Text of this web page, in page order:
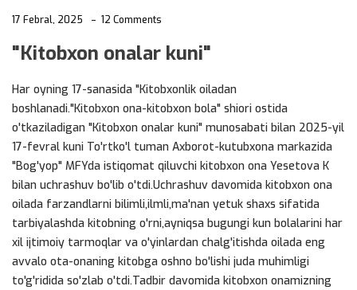
17 Febral, 2025 12 Comments
"Kitobxon onalar kuni"
Har oyning 17-sanasida "Kitobxonlik oiladan
boshlanadi."Kitobxon ona-kitobxon bola" shiori ostida
o'tkaziladigan "Kitobxon onalar kuni" munosabati bilan 2025-yil
17-fevral kuni To'rtko'l tuman Axborot-kutubxona markazida
"Bog'yop" MFYda istiqomat qiluvchi kitobxon ona Yesetova K
bilan uchrashuv bo'lib o'tdi.Uchrashuv davomida kitobxon ona
oilada farzandlarni bilimli,ilmli,ma'nan yetuk shaxs sifatida
tarbiyalashda kitobning o'rni,ayniqsa bugungi kun bolalarini har
xil ijtimoiy tarmoqlar va o'yinlardan chalg'itishda oilada eng
avvalo ota-onaning kitobga oshno bo'lishi juda muhimligi
to'g'ridida so'zlab o'tdi.Tadbir davomida kitobxon onamizning